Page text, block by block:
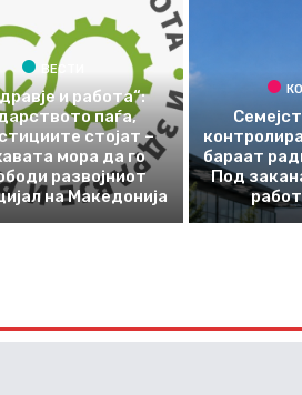
ВЕСТИ
и работа“:
паѓа,
стојат –
мора да го
развојниот
на Македонија
бараат
Под